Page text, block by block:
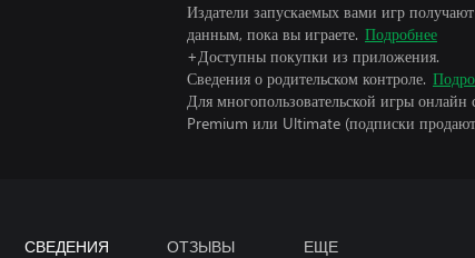
Издатели запускаемых вами игр
данным, пока вы играете. Подробнее
+Доступны покупки из приложения.
Сведения о родительском контроле.
Для многопользовательской игры
Premium или Ultimate (подписки
СВЕДЕНИЯ ОТЗЫВЫ ЕЩЕ